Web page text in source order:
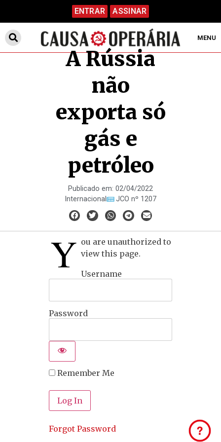
ENTRAR ASSINAR
MENU
A Rússia
não
exporta só
gás e
petróleo
Publicado em: 02/04/2022
Internacional
JCO nº 1207
Y ou are unauthorized to
view this page.
Username
Password
Remember Me
Forgot Password